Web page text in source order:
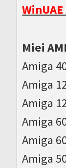
WinUAE
Miei
Amiga
Amiga
Amiga
Amiga
Amiga
Amiga